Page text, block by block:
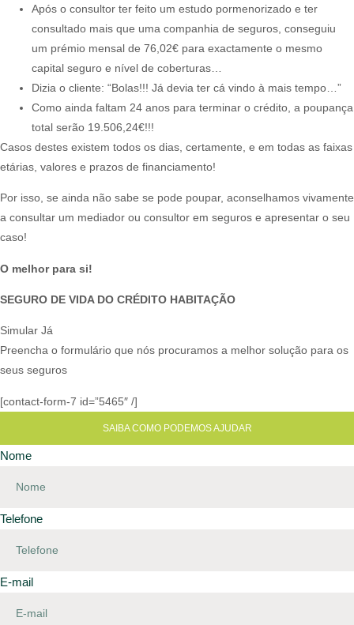
Após o consultor ter feito um estudo pormenorizado e ter
consultado mais que uma companhia de seguros, conseguiu
um prémio mensal de 76,02€ para exactamente o mesmo
capital seguro e nível de coberturas…
Dizia o cliente: “Bolas!!! Já devia ter cá vindo à mais tempo…”
Como ainda faltam 24 anos para terminar o crédito, a poupança
total serão 19.506,24€!!!
Casos destes existem todos os dias, certamente, e em todas as faixas
etárias, valores e prazos de financiamento!​
Por isso, se ainda não sabe se pode poupar, aconselhamos vivamente
a consultar um mediador ou consultor em seguros e apresentar o seu
caso!​
O melhor para si!
SEGURO DE VIDA DO CRÉDITO HABITAÇÃO
Simular Já
Preencha o formulário que nós procuramos a melhor solução para os
seus seguros
[contact-form-7 id=”5465″ /]
SAIBA COMO PODEMOS AJUDAR
Nome
Telefone
E-mail